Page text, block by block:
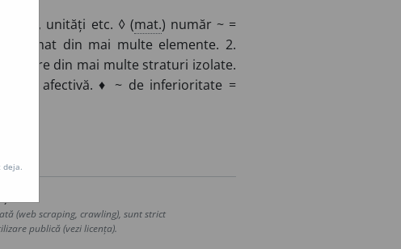
unități etc. ◊ (mat.) număr ~ =
format din mai multe elemente. 2.
din mai multe straturi izolate.
afectivă. ♦ ~ de inferioritate =
(web scraping, crawling), sunt strict
publică (vezi licența).